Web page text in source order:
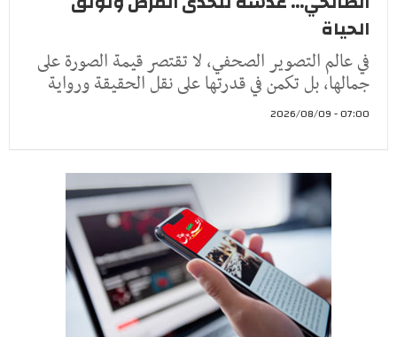
الحياة
في عالم التصوير الصحفي، لا تقتصر قيمة الصورة على
جمالها، بل تكمن في قدرتها على نقل الحقيقة ورواية
07:00 - 2026/08/09